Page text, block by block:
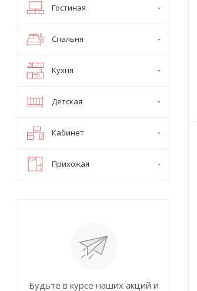
Гостиная
Спальня
Кухня
Детская
Кабинет
Прихожая
Будьте в курсе наших акций и